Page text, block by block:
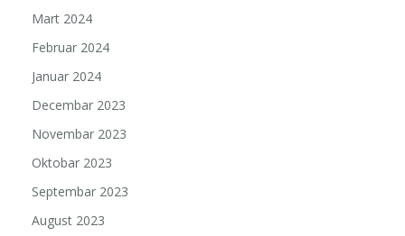
Mart 2024
Februar 2024
Januar 2024
Decembar 2023
Novembar 2023
Oktobar 2023
Septembar 2023
August 2023